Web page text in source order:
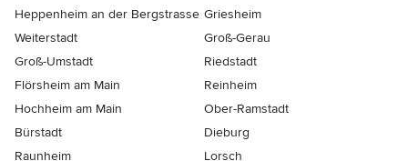
Heppenheim an der Bergstrasse Griesheim
Weiterstadt
Groß-Gerau
Groß-Umstadt
Riedstadt
Flörsheim am Main
Reinheim
Hochheim am Main
Ober-Ramstadt
Bürstadt
Dieburg
Raunheim
Lorsch